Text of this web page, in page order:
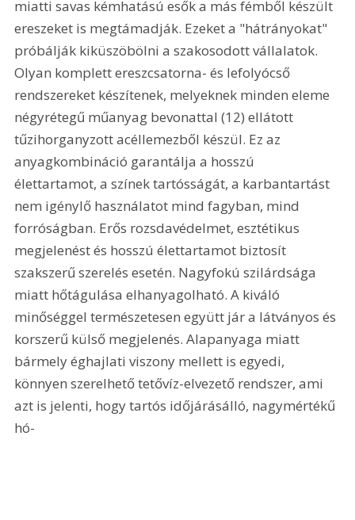
miatti savas kémhatású esők a más fémből készült
ereszeket is megtámadják. Ezeket a "hátrányokat"
próbálják kiküszöbölni a szakosodott vállalatok.
Olyan komplett ereszcsatorna- és lefolyócső
rendszereket készítenek, melyeknek minden eleme
négyrétegű műanyag bevonattal (12) ellátott
tűzihorganyzott acéllemezből készül. Ez az
anyagkombináció garantálja a hosszú
élettartamot, a színek tartósságát, a karbantartást
nem igénylő használatot mind fagyban, mind
forróságban. Erős rozsdavédelmet, esztétikus
megjelenést és hosszú élettartamot biztosít
szakszerű szerelés esetén. Nagyfokú szilárdsága
miatt hőtágulása elhanyagolható. A kiváló
minőséggel természetesen együtt jár a látványos és
korszerű külső megjelenés. Alapanyaga miatt
bármely éghajlati viszony mellett is egyedi,
könnyen szerelhető tetővíz-elvezető rendszer, ami
azt is jelenti, hogy tartós időjárásálló, nagymértékű
hó-